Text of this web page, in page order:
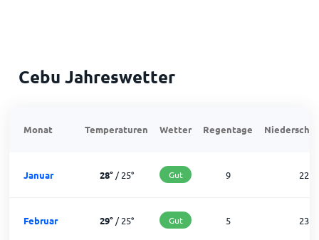
Cebu Jahreswetter
Monat Temperaturen Wetter Regentage
Januar 28°/25° Gut 9 22
Februar 29°/25° Gut 5 23